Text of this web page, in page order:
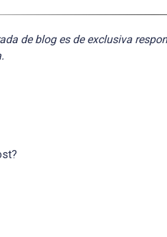
de blog es de exclusiva